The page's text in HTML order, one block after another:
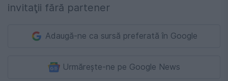
Adaugă-ne ca sursă preferată în Google
Urmărește-ne pe Google News